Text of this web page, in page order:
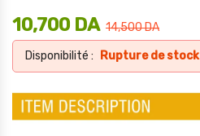
14,500DA
10,700 DA
Disponibilité : Rupture de stock